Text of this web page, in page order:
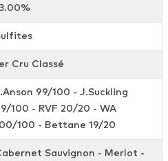
Cru Classé
99/100 - J.Suckling
100 - RVF 20/20 - WA
100 - Bettane 19/20
Sauvignon - Merlot -